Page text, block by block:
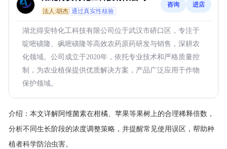
法人:胡杰 通过真实性核验
咨询 进店
湖北得安特化工科技有限公司位于武汉市硚口区，专注于
啶嘧磺隆、砜嘧磺隆等高效农药原药研发与销售，深耕农
化领域。公司成立于2020年，依托专业技术和严格质量控
制，为农业植保提供优质解决方案，产品广泛应用于作物
保护领域。
介绍： 本文详解阿维菌素在柑橘、苹果等果树上的合理稀释倍数，
分析不同生长阶段的浓度调整策略，并提醒常见使用误区，帮助种
植者科学防治虫害。